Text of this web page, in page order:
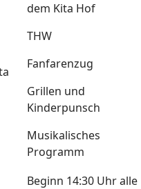
dem Kita Hof
THW
Fanfarenzug
Grillen und
Kinderpunsch
Musikalisches
Programm
Beginn 14:30 Uhr alle